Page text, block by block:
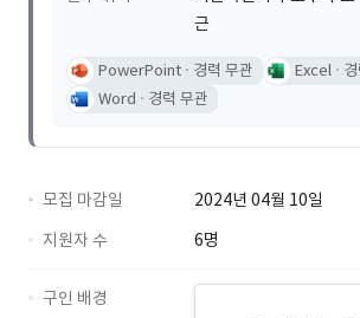
근
PowerPoint 경력 무관 Excel
Word
경력 무관
모집 마감일
2024년 04월 10일
지원자 수
6명
구인 배경